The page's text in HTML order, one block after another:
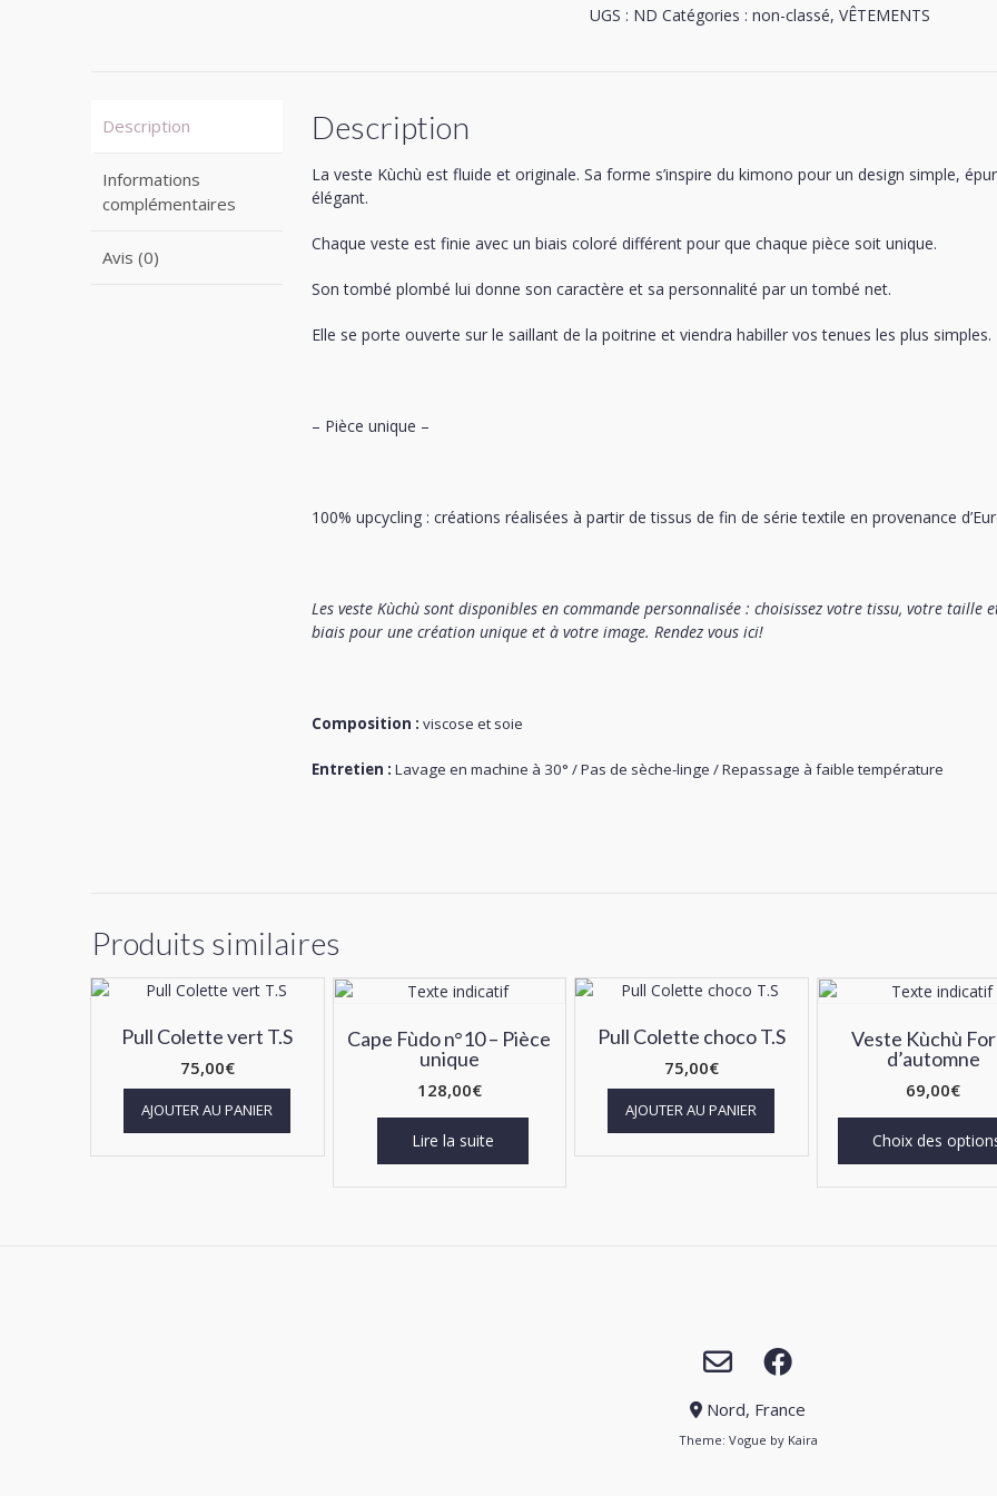
Veste
UGS : ND Catégories : non-classé, VÊTEMENTS
Description
Informations
complémentaires
Avis (0)
Description
La veste Kùchù est fluide et originale. Sa forme s’inspire du kimono pour un design simple,
élégant.
Chaque veste est finie avec un biais coloré différent pour que chaque pièce soit unique.
Son tombé plombé lui donne son caractère et sa personnalité par un tombé net.
Elle se porte ouverte sur le saillant de la poitrine et viendra habiller vos tenues les plus simples.
– Pièce unique –
100% upcycling : créations réalisées à partir de tissus de fin de série textile en provenance
Les veste Kùchù sont disponibles en commande personnalisée : choisissez votre tissu, votre taille
biais pour une création unique et à votre image. Rendez vousici!
Composition : viscose et soie
Entretien : Lavage en machine à 30° / Pas de sèche-linge / Repassage à faible température
Produits similaires
Pull Colette vert T.S
75,00€
AJOUTER AU PANIER
Cape Fùdo n°10 – Pièce
unique
128,00€
Lire la suite
Pull Colette choco T.S
75,00€
AJOUTER AU PANIER
Veste Kùchù
d’automne
69,00€
Choix des
Nord, France
Theme: Vogue by Kaira